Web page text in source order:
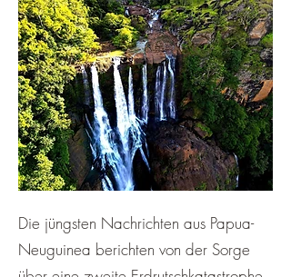
Die jüngsten Nachrichten aus Papua-
Neuguinea berichten von der Sorge